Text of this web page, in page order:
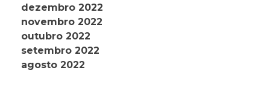
dezembro 2022
novembro 2022
outubro 2022
setembro 2022
agosto 2022